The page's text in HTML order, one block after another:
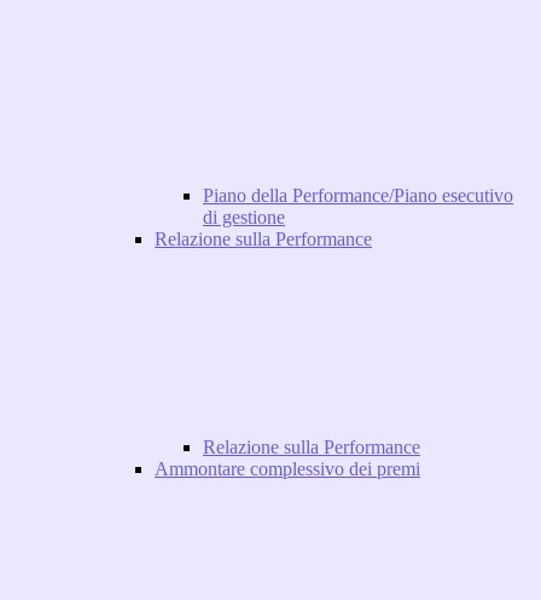
Piano della Performance/Piano esecutivo
di gestione
Relazione sulla Performance
Relazione sulla Performance
Ammontare complessivo dei premi